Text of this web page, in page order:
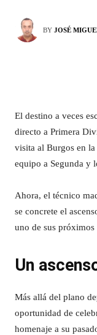
BY JOSÉ
El destino a veces
directo a Primera
visita al Burgos en
equipo a Segunda y
Ahora, el técnico
se concrete el
uno de sus
Un
Más allá del plano
oportunidad de
homenaje a su